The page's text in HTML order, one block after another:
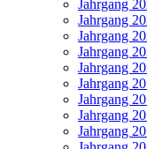
Jahrgang
Jahrgang
Jahrgang
Jahrgang
Jahrgang
Jahrgang
Jahrgang
Jahrgang
Jahrgang